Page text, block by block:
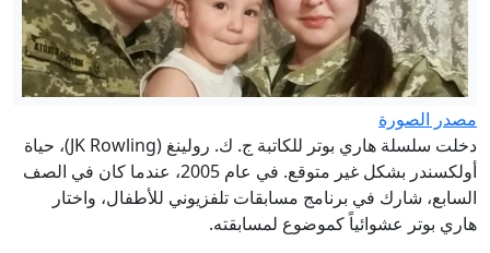
مصدر الصورة
دخلت سلسلة هاري بوتر للكاتبة ج. ك. رولينغ (JK Rowling)، حياة
أولكسندر بشكل غير متوقع. في عام 2005، عندما كان في الصف
السابع، شارك في برنامج مسابقات تلفزيوني للأطفال، واختار
هاري بوتر عشوائياً كموضوع لمسابقته.